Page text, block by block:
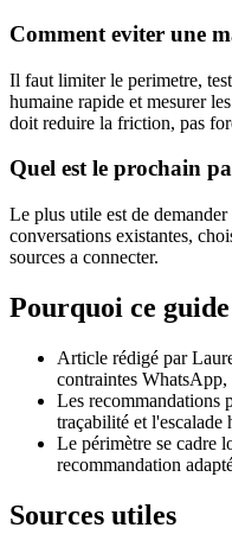
Comment eviter une
Il faut limiter le perimetre,
humaine rapide et mesurer
doit reduire la friction, pas
Quel est le prochain
Le plus utile est de demander
conversations existantes,
sources a connecter.
Pourquoi ce
Article rédigé par
contraintes
Les
traçabilité et l'escalade
Le périmètre se cadre
recommandation
Sources utiles